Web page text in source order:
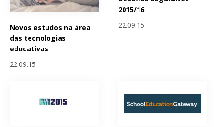
Novos estudos na área
das tecnologias
educativas
22.09.15
2015/16
22.09.15